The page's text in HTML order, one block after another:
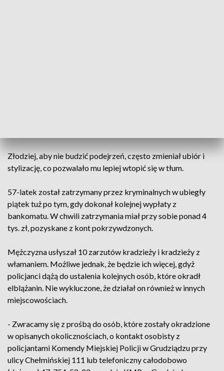
Złodziej, aby nie budzić podejrzeń, często zmieniał ubiór i
stylizację, co pozwalało mu lepiej wtopić się w tłum.
57-latek został zatrzymany przez kryminalnych w ubiegły
piątek tuż po tym, gdy dokonał kolejnej wypłaty z
bankomatu. W chwili zatrzymania miał przy sobie ponad 4
tys. zł, pozyskane z kont pokrzywdzonych.
Mężczyzna usłyszał 10 zarzutów kradzieży i kradzieży z
włamaniem. Możliwe jednak, że będzie ich więcej, gdyż
policjanci dążą do ustalenia kolejnych osób, które okradł
elblążanin. Nie wykluczone, że działał on również w innych
miejscowościach.
- Zwracamy się z prośbą do osób, które zostały okradzione
w opisanych okolicznościach, o kontakt osobisty z
policjantami Komendy Miejskiej Policji w Grudziądzu przy
ulicy Chełmińskiej 111 lub telefoniczny całodobowo